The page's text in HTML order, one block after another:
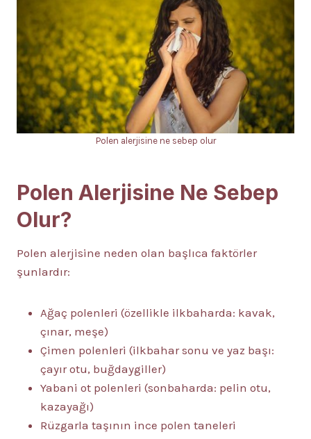
Polen alerjisine ne sebep olur
Polen Alerjisine Ne Sebep
Olur?
Polen alerjisine neden olan başlıca faktörler
şunlardır:
Ağaç polenleri (özellikle ilkbaharda: kavak,
çınar, meşe)
Çimen polenleri (ilkbahar sonu ve yaz başı:
çayır otu, buğdaygiller)
Yabani ot polenleri (sonbaharda: pelin otu,
kazayağı)
Rüzgarla taşının ince polen taneleri